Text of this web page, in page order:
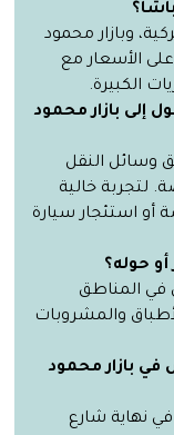
وبازار محمود
الأسعار مع
الكبيرة.
بازار محمود
وسائل النقل
لتجربة خالية
استئجار سيارة
حوله؟
في المناطق
والمشروبات
في بازار محمود
نهاية شارع